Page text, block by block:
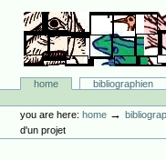
content.
navigation
Bibliographie-Portal
Sectionshome bibliographien
tools
you are here: home →
d'un projet